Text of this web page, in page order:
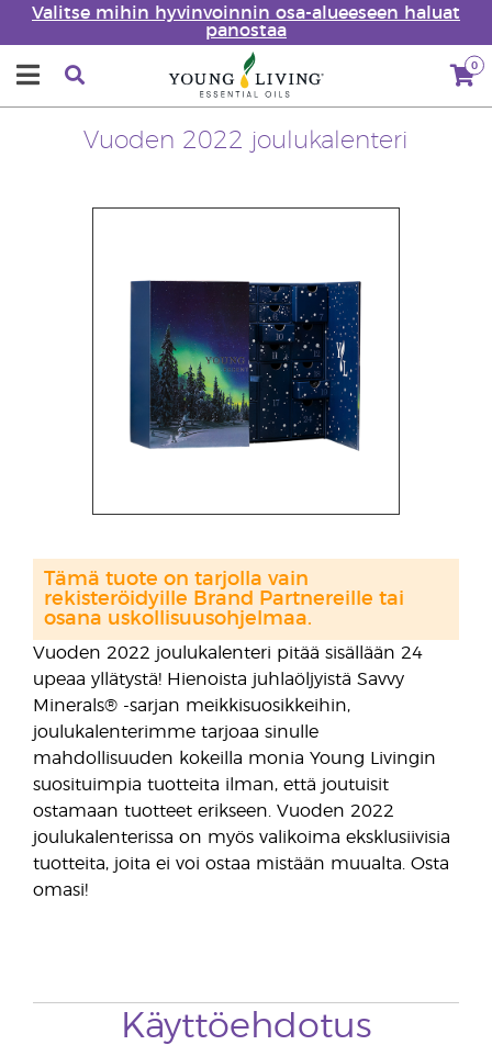
Valitse mihin hyvinvoinnin osa-alueeseen haluat
panostaa
0
Vuoden 2022 joulukalenteri
Vuoden 2022 joulukalenteri pitää sisällään 24
upeaa yllätystä! Hienoista juhlaöljyistä Savvy
Minerals® -sarjan meikkisuosikkeihin,
joulukalenterimme tarjoaa sinulle
mahdollisuuden kokeilla monia Young Livingin
suosituimpia tuotteita ilman, että joutuisit
ostamaan tuotteet erikseen. Vuoden 2022
joulukalenterissa on myös valikoima eksklusiivisia
tuotteita, joita ei voi ostaa mistään muualta. Osta
omasi!
Tämä tuote on tarjolla vain
rekisteröidyille Brand Partnereille tai
osana uskollisuusohjelmaa.
Käyttöehdotus